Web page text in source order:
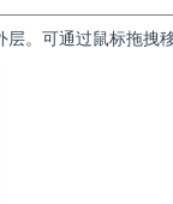
。可通过鼠标拖拽